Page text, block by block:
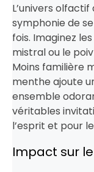
L’univers
symphonie de
fois. Imaginez
mistral ou le
Moins familière
menthe ajoute
ensemble
véritables
l’esprit et pour
Impact sur